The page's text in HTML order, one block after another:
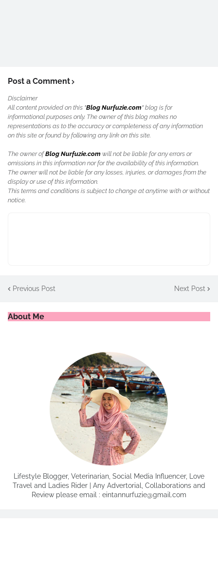
Post a Comment
Disclaimer
All content provided on this "Blog Nurfuzie.com" blog is for
informational purposes only. The owner of this blog makes no
representations as to the accuracy or completeness of any information
on this site or found by following any link on this site.
The owner ofBlog Nurfuzie.com will not be liable for any errors or
omissions in this information nor for the availability of this information.
The owner will not be liable for any losses, injuries, or damages from the
display or use of this information.
This terms and conditions is subject to change at anytime with or without
notice.
Previous Post Next Post
About Me
Lifestyle Blogger, Veterinarian, Social Media Influencer, Love
Travel and Ladies Rider | Any Advertorial, Collaborations and
Review please email : eintannurfuzie@gmail.com